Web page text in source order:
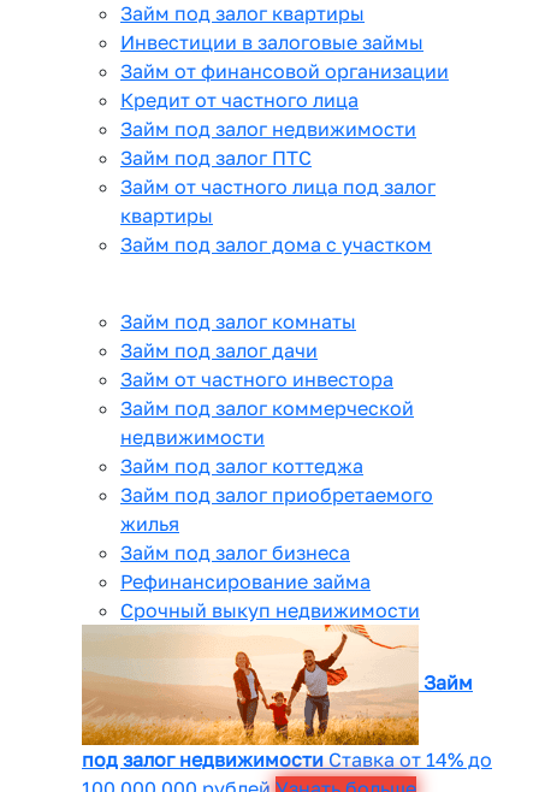
Займ под залог квартиры
Инвестиции в залоговые займы
Займ от финансовой организации
Кредит от частного лица
Займ под залог недвижимости
Займ под залог ПТС
Займ от частного лица под залог
квартиры
Займ под залог дома с участком
Займ под залог комнаты
Займ под залог дачи
Займ от частного инвестора
Займ под залог коммерческой
недвижимости
Займ под залог коттеджа
Займ под залог приобретаемого
жилья
Займ под залог бизнеса
Рефинансирование займа
Срочный выкуп недвижимости
Займ
под залог недвижимости Ставка от 14% до